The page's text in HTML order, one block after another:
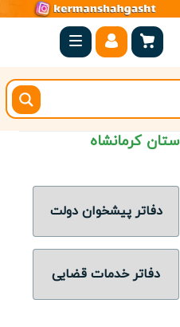
کرمانشاه
دفاتر پیشخوان دولت
دفاتر خدمات قضایی